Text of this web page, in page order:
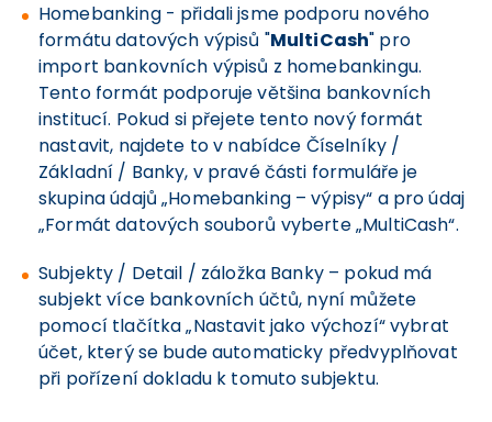
Homebanking - přidali jsme podporu nového
formátu datových výpisů "MultiCash" pro
import bankovních výpisů z homebankingu.
Tento formát podporuje většina bankovních
institucí. Pokud si přejete tento nový formát
nastavit, najdete to v nabídce Číselníky /
Základní / Banky, v pravé části formuláře je
skupina údajů „Homebanking – výpisy“ a pro údaj
„Formát datových souborů vyberte „MultiCash“.
Subjekty / Detail / záložka Banky – pokud má
subjekt více bankovních účtů, nyní můžete
pomocí tlačítka „Nastavit jako výchozí“ vybrat
účet, který se bude automaticky předvyplňovat
při pořízení dokladu k tomuto subjektu.